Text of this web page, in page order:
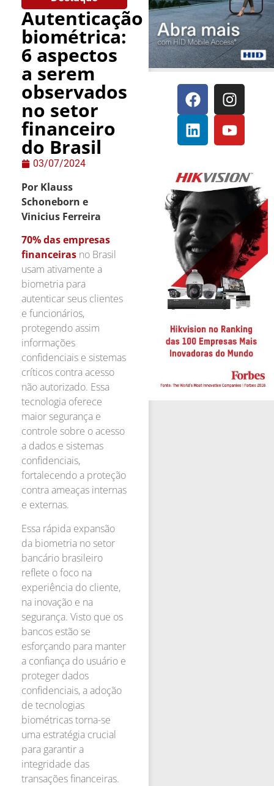
Autenticação
biométrica:
6 aspectos
a serem
observados
no setor
financeiro
do Brasil
03/07/2024
Por Klauss
Schoneborn e
Vinicius Ferreira
70% das empresas
financeiras no Brasil
usam ativamente a
biometria para
autenticar seus clientes
e funcionários,
protegendo assim
informações
confidenciais e sistemas
críticos contra acesso
não autorizado. Essa
tecnologia oferece
maior segurança e
controle sobre o acesso
a dados e sistemas
confidenciais,
fortalecendo a proteção
contra ameaças internas
e externas.
Essa rápida expansão
da biometria no setor
bancário brasileiro
reflete o foco na
experiência do cliente,
na inovação e na
segurança. Visto que os
bancos estão se
esforçando para manter
a confiança do usuário e
proteger dados
confidenciais, a adoção
de tecnologias
biométricas torna-se
uma estratégia crucial
para garantir a
integridade das
transações financeiras.